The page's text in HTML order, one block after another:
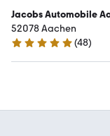
Jacobs Automobile
52078 Aachen
5 Sterne
(48)